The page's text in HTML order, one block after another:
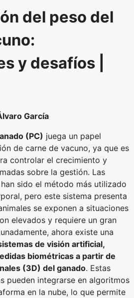
del peso del
y desafíos |
García
(PC) juega un papel
de carne de vacuno, ya que es
controlar el crecimiento y
sobre la gestión. Las
sido el método más utilizado
pero este sistema presenta
se exponen a situaciones
elevados y requiere un gran
ahora existe una
de visión artificial,
biométricas a partir de
(3D) del ganado. Estas
pueden integrarse en algoritmos
en la nube, lo que permite